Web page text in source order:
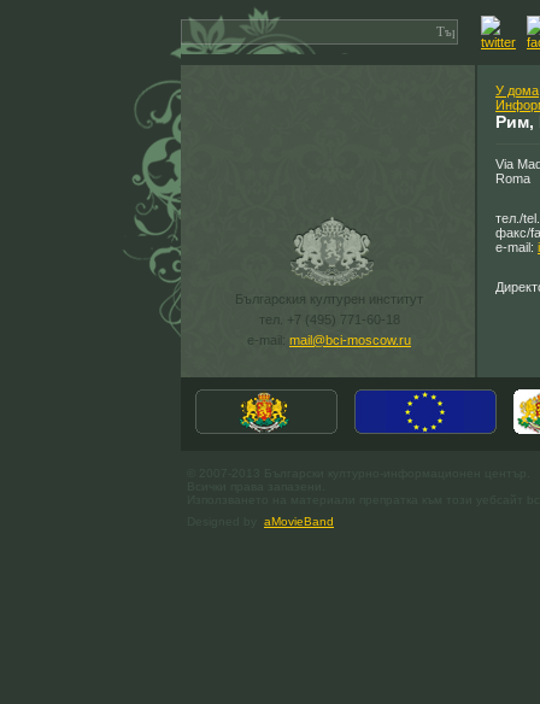
Българския културен институт
тел. +7 (495) 771-60-18
e-mail: mail@bci-moscow.ru
У дома
Рим,
Via
Roma
тел./
факс/
e-mail:
aMovieBand